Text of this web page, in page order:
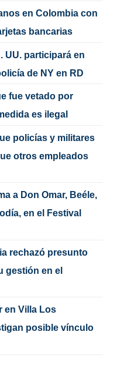
en Colombia con
bancarias
UU. participará en
de NY en RD
fue vetado por
es ilegal
policías y militares
otros empleados
a Don Omar, Beéle,
en el Festival
rechazó presunto
gestión en el
en Villa Los
posible vínculo